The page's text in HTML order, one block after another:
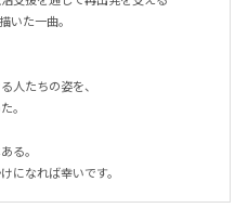
いた一曲。
人たちの姿を、
。
る。
になれば幸いです。